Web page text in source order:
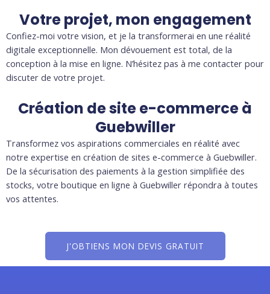
Votre projet, mon engagement
Confiez-moi votre vision, et je la transformerai en une réalité
digitale exceptionnelle. Mon dévouement est total, de la
conception à la mise en ligne. N’hésitez pas à me contacter pour
discuter de votre projet.
Création de site e-commerce à
Guebwiller
Transformez vos aspirations commerciales en réalité avec
notre expertise en création de sites e-commerce à Guebwiller.
De la sécurisation des paiements à la gestion simplifiée des
stocks, votre boutique en ligne à Guebwiller répondra à toutes
vos attentes.
J'OBTIENS MON DEVIS GRATUIT